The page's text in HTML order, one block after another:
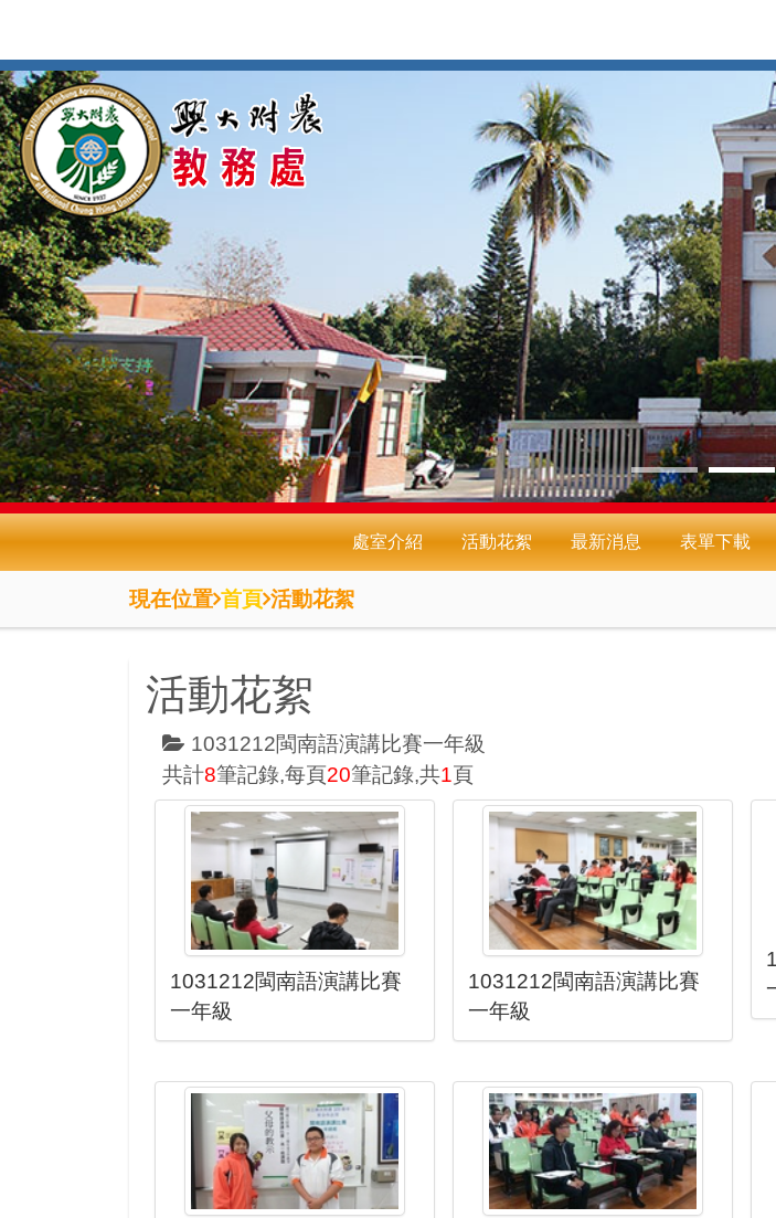
到
主
要
內
容
區
處室介紹 活動花絮 最新消息 表單下載
現在位置 首頁 活動花絮
活動花絮
1031212閩南語演講比賽一年級
共計8筆記錄,每頁20筆記錄,共1頁
1031212閩南語演講比賽
一年級
1031212閩南語演講比賽
一年級